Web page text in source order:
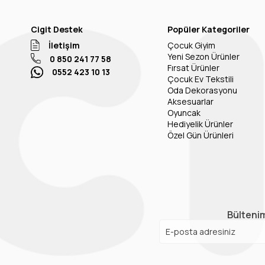
Cigit Destek
İletişim
0 850 241 77 58
0552 423 10 13
Popüler Kategoriler
Çocuk Giyim
Yeni Sezon Ürünler
Fırsat Ürünler
Çocuk Ev Tekstili
Oda Dekorasyonu
Aksesuarlar
Oyuncak
Hediyelik Ürünler
Özel Gün Ürünleri